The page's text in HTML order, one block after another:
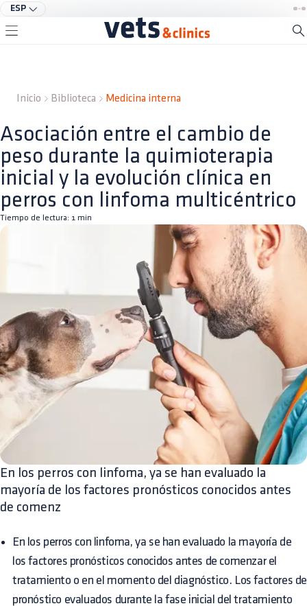
ESP
Inicio Biblioteca Medicina interna
Asociación entre el cambio de
peso durante la quimioterapia
inicial y la evolución clínica en
perros con linfoma multicéntrico
Tiempo de lectura: 1 min
En los perros con linfoma, ya se han evaluado la
mayoría de los factores pronósticos conocidos antes
de comenz
En los perros con linfoma, ya se han evaluado la mayoría de
los factores pronósticos conocidos antes de comenzar el
tratamiento o en el momento del diagnóstico. Los factores de
pronóstico evaluados durante la fase inicial del tratamiento